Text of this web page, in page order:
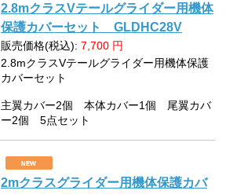
2.8mクラスVテールグライダー用機体
保護カバーセット GLDHC28V
販売価格(税込): 7,700 円
2.8mクラスVテールグライダー用機体保護
カバーセット
主翼カバー2個 本体カバー1個 尾翼カバ
ー2個 5点セット
2mクラスグライダー用機体保護カバ